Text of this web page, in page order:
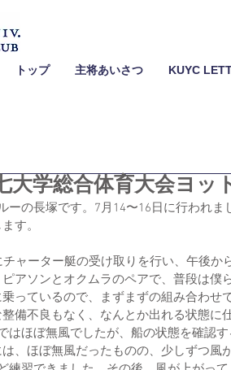
トップ 主将あいさつ KUYC
大学総合体育大会ヨッ
ーの長塚です。7月14〜16日に行われ
す。
チャーター艇の受け取りを行い、午後か
アソンとオクムラのペアで、普段は僕
っているので、まずまずの組み合わせ
備不良もなく、なんとか出れる状態に
はほぼ無風でしたが、船の状態を確認
、ほぼ無風だったものの、少しずつ風